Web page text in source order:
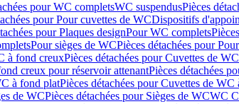
pour WC completsWC suspendusPièces
pour Pour cuvettes de WCDispositifs
pour Plaques designPour WC complets
Pour sièges de WCPièces détachées pour
à fond creuxPièces détachées pour Cuvettes de
creux pour réservoir attenantPièces détachées
à fond platPièces détachées pour Cuvettes de WC
de WCPièces détachées pour Sièges de WCWC